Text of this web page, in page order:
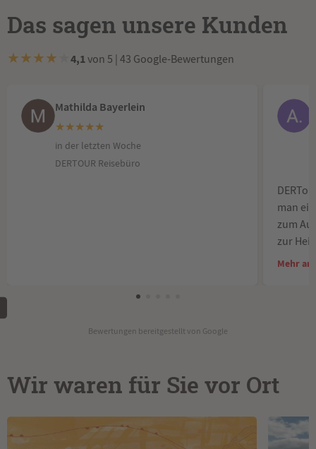
Das sagen unsere Kunden
★★★★ 4,1von 5 | 43 Google-Bewertungen
Mathilda Bayerlein
★★★★★
in der letzten Woche
DERTOUR Reisebüro
man
zum
zur
wenn
Mehr
Bewertungen bereitgestellt von Google
Wir waren für Sie vor Ort